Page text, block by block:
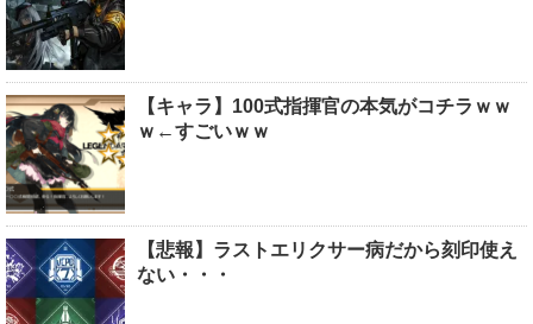
【キャラ】100式指揮官の本気がコチラｗｗ
ｗ←すごいｗｗ
【悲報】ラストエリクサー病だから刻印使え
ない・・・